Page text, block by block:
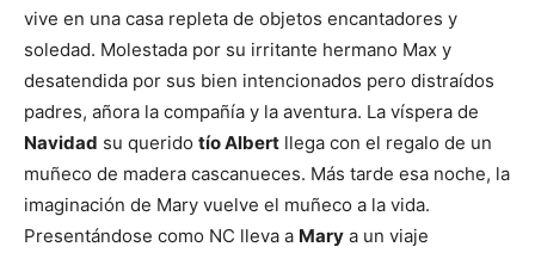
del
Mundo
vive en una casa repleta de objetos encantadores y
soledad. Molestada por su irritante hermano Max y
desatendida por sus bien intencionados pero distraídos
padres, añora la compañía y la aventura. La víspera de
Navidad su querido tío Albert llega con el regalo de un
muñeco de madera cascanueces. Más tarde esa noche, la
imaginación de Mary vuelve el muñeco a la vida.
Presentándose como NC lleva a Mary a un viaje